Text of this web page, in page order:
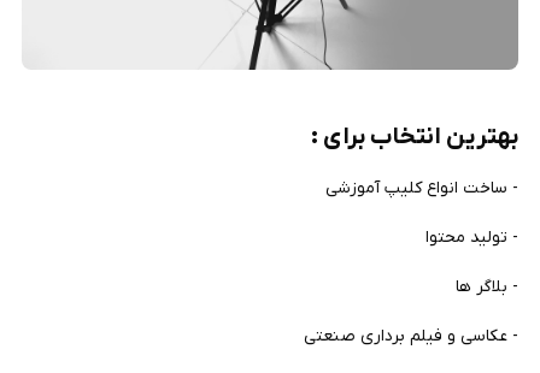
بهترین انتخاب برای :
- ساخت انواع کلیپ آموزشی
- تولید محتوا
- بلاگر ها
- عکاسی و فیلم برداری صنعتی